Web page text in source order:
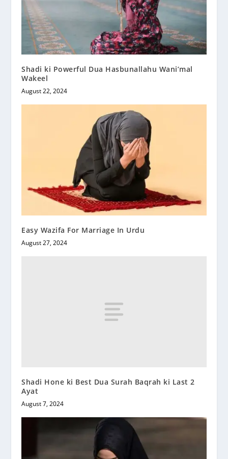
Shadi ki Powerful Dua Hasbunallahu Wani’mal
Wakeel
August 22, 2024
Easy Wazifa For Marriage In Urdu
August 27, 2024
Shadi Hone ki Best Dua Surah Baqrah ki Last 2
Ayat
August 7, 2024